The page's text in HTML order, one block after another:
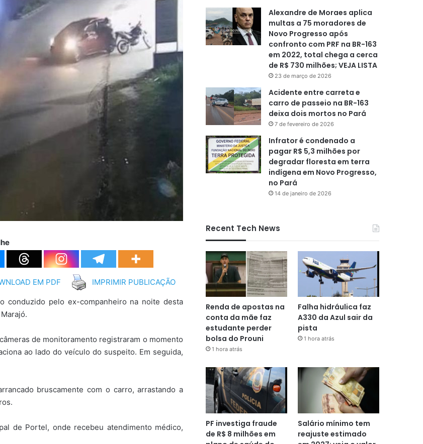
EM PDF IMPRIMIR PUBLICAÇÃO
conduzido pelo ex-companheiro na noite desta
de monitoramento registraram o momento
ao lado do veículo do suspeito. Em seguida,
bruscamente com o carro, arrastando a
de Portel, onde recebeu atendimento médico,
Alexandre de Moraes aplica
multas a 75 moradores de
Novo Progresso após
confronto com PRF na BR-163
em 2022, total chega a cerca
de R$ 730 milhões; VEJA LISTA
23 de março de 2026
Acidente entre carreta e
carro de passeio na BR-163
deixa dois mortos no Pará
7 de fevereiro de 2026
Infrator é condenado a
pagar R$ 5,3 milhões por
degradar floresta em terra
indígena em Novo Progresso,
no Pará
14 de janeiro de 2026
Recent Tech News
Renda de apostas na
conta da mãe faz
estudante perder
bolsa do Prouni
1 hora atrás
Falha hidráulica faz
A330 da Azul sair da
pista
1 hora atrás
PF investiga fraude
de R$ 8 milhões em
Salário mínimo tem
reajuste estimado